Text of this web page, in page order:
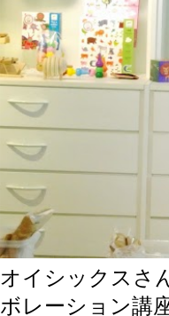
オイシックスさ
ボレーション講